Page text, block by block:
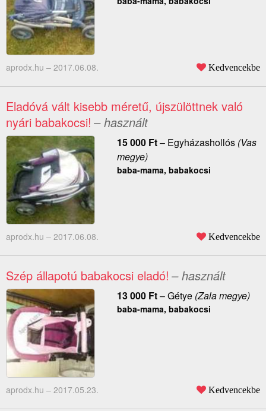
aprodx.hu – 2017.06.08. Kedvencekbe
Eladóvá vált kisebb méretű, újszülöttnek való
nyári babakocsi! – használt
15 000 Ft– Egyházashollós(Vas
megye)
baba-mama, babakocsi
aprodx.hu – 2017.06.08. Kedvencekbe
Szép állapotú babakocsi eladó! – használt
13 000 Ft–Gétye(Zala megye)
baba-mama, babakocsi
aprodx.hu – 2017.05.23. Kedvencekbe